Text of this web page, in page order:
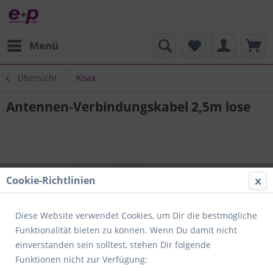
Menü
Übersicht Koax
Antennen-Verbindungskabel 2,5m lose
Cookie-Richtlinien
Diese Website verwendet Cookies, um Dir die bestmögliche
Funktionalität bieten zu können. Wenn Du damit nicht
einverstanden sein solltest, stehen Dir folgende
Funktionen nicht zur Verfügung: